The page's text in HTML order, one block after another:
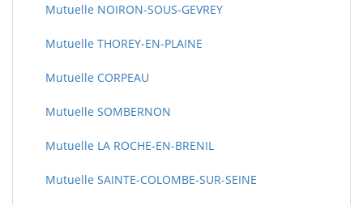
Mutuelle NOIRON-SOUS-GEVREY
Mutuelle THOREY-EN-PLAINE
Mutuelle CORPEAU
Mutuelle SOMBERNON
Mutuelle LA ROCHE-EN-BRENIL
Mutuelle SAINTE-COLOMBE-SUR-SEINE